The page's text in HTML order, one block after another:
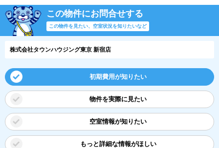
この物件にお問合せする
この物件を見たい、空室状況を知りたいなど
株式会社タウンハウジング東京 新宿店
初期費用が知りたい
物件を実際に見たい
空室情報が知りたい
もっと詳細な情報がほしい